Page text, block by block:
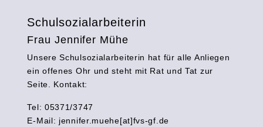
Schulsozialarbeiterin
Frau Jennifer Mühe
Unsere Schulsozialarbeiterin hat für alle Anliegen
ein offenes Ohr und steht mit Rat und Tat zur
Seite. Kontakt:
Tel: 05371/3747
E-Mail: jennifer.muehe[at]fvs-gf.de